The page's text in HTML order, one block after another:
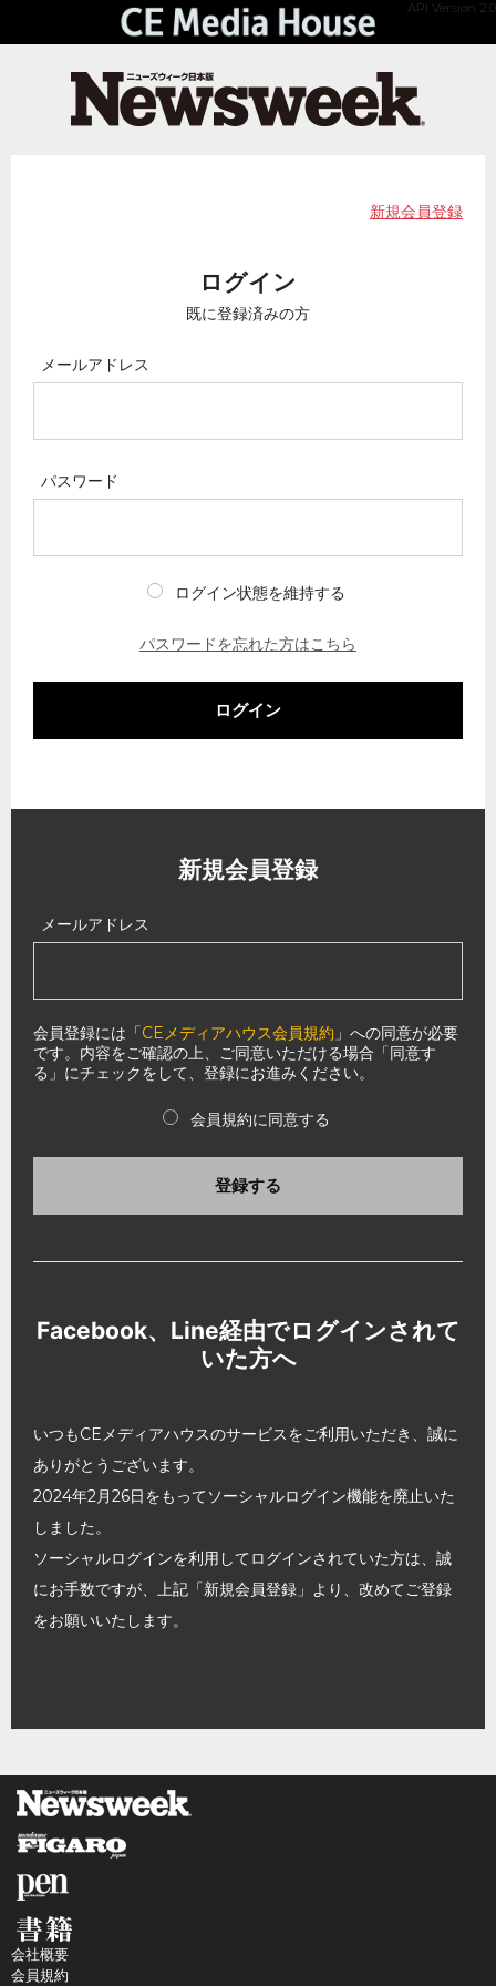
API Version 2.0
新規会員登録
ログイン
既に登録済みの方
メールアドレス
パスワード
ログイン状態を維持する
パスワードを忘れた方はこちら
ログイン
新規会員登録
メールアドレス
会員登録には「CEメディアハウス会員規約 」への同意が必要
です。内容をご確認の上、ご同意いただける場合「同意す
る」にチェックをして、登録にお進みください。
会員規約に同意する
登録する
Facebook、Line経由でログインされて
いた方へ
いつもCEメディアハウスのサービスをご利用いただき、誠に
ありがとうございます。
2024年2月26日をもってソーシャルログイン機能を廃止いた
しました。
ソーシャルログインを利用してログインされていた方は、誠
にお手数ですが、上記「新規会員登録」より、改めてご登録
をお願いいたします。
会社概要
会員規約